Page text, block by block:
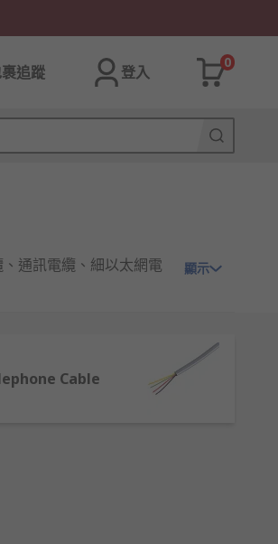
追蹤 登入
0
通訊電纜、細以太網電
線型安裝，有屏蔽或無
顯示
Cable